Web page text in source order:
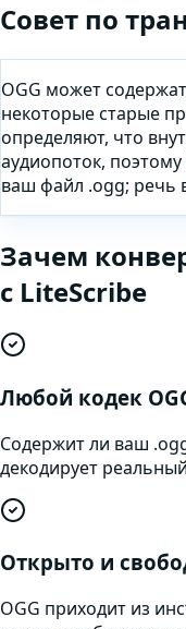
Совет по
OGG может
некоторые старые
определяют, что
аудиопоток,
ваш файл .ogg; речь
Зачем
с LiteScribe
Любой кодек
Содержит ли ваш
декодирует
Открыто и
OGG приходит из